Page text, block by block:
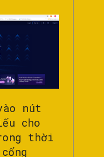
nút
cho
thời